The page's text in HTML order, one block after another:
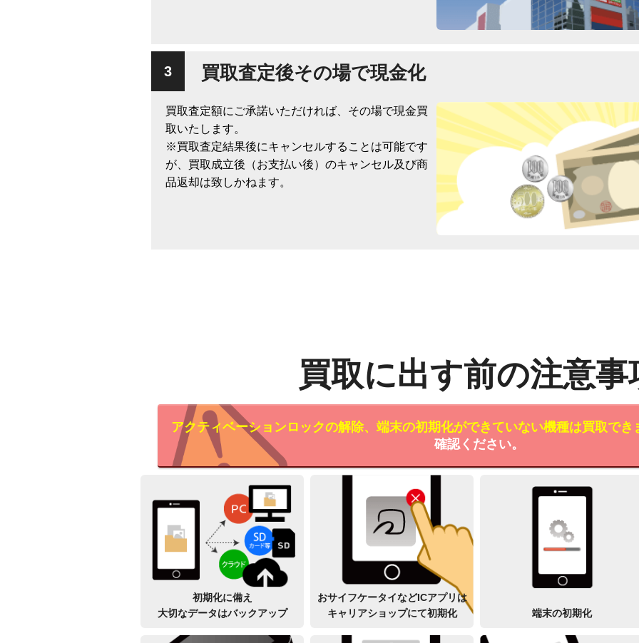
買取査定後その場で現金化
買取査定額にご承諾いただければ、その場で現金買
取いたします。
※買取査定結果後にキャンセルすることは可能です
が、買取成立後（お支払い後）のキャンセル及び商
品返却は致しかねます。
買取に出す前の注意事
アクティベーションロックの解除、端末の初期化ができていない機種は買取でき
確認ください。
初期化に備え
大切なデータはバックアップ
おサイフケータイなどICアプリは
キャリアショップにて初期化
端末の初期化